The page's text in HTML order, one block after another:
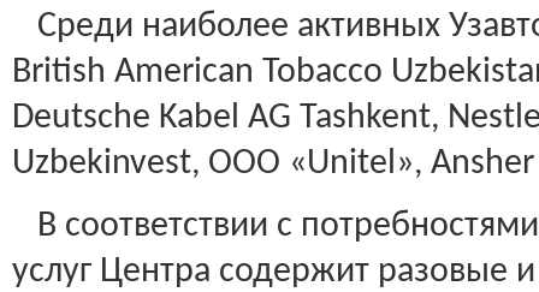
Среди наиболее активных
British American Tobacco
Deutsche Kabel AG Tashkent,
Uzbekinvest, ООО «Unitel»,
В соответствии с
услуг Центра содержит разовые